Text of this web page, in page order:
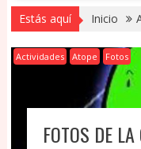
Estás aquí Inicio
Actividades Atope Fotos
FOTOS DE LA